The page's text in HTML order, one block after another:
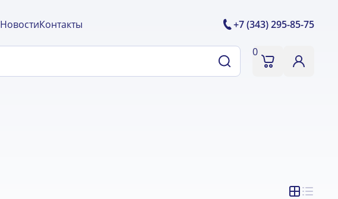
НовостиКонтакты +7 (343) 295-85-75
0